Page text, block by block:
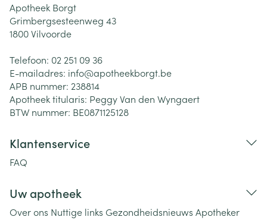
Apotheek Borgt
Grimbergsesteenweg 43
1800Vilvoorde
Telefoon: 02 251 09 36
E-mailadres: info@apotheekborgt.be
APB nummer: 238814
Apotheek titularis: Peggy Van den Wyngaert
BTW nummer: BE0871125128
Klantenservice
FAQ
Uw apotheek
Over ons Nuttige links Gezondheidsnieuws Apotheker